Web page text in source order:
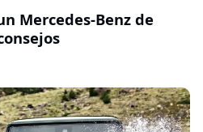
Mercedes-Benz de